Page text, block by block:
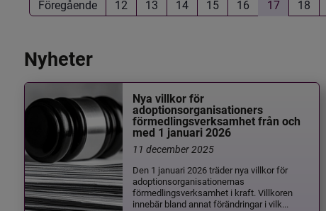
Föregående 12 13 14 15 16 17 18
Nyheter
Nya villkor för
adoptionsorganisationers
förmedlingsverksamhet från och
med 1 januari 2026
11 december 2025
Den 1 januari 2026 träder nya villkor för
adoptionsorganisationernas
förmedlingsverksamhet i kraft. Villkoren
innebär bland annat förändringar i vilk...